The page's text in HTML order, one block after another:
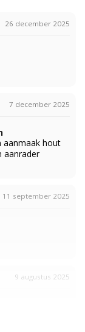
26 december 2025
7 december 2025
aanmaak hout
aanrader
11 september 2025
9 augustus 2025